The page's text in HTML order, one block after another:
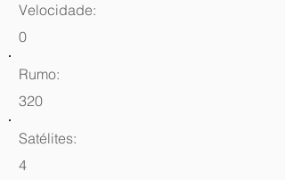
Velocidade:
0
Rumo:
320
Satélites:
4